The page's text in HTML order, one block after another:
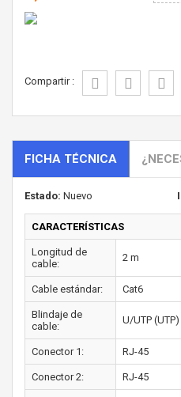
Compartir :
FICHA TÉCNICA
Estado: Nuevo
CARACTERÍSTICAS
Longitud de
cable:
2 m
Cable estándar: Cat6
Blindaje de
cable:
U/UTP (UTP)
Conector 1: RJ-45
Conector 2: RJ-45